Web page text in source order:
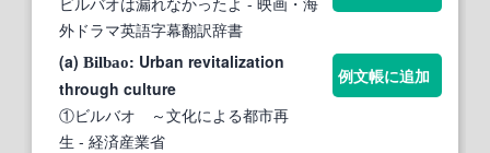
外ドラマ英語字幕翻訳辞書
(a) Bilbao: Urban revitalization
through culture
①ビルバオ ～文化による都市再
生 - 経済産業省
例文帳に追加